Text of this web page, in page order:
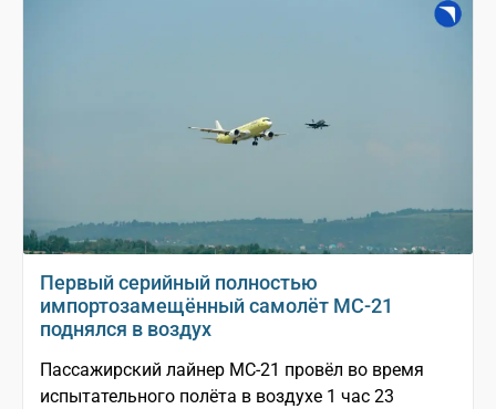
Первый серийный полностью
импортозамещённый самолёт МС-21
поднялся в воздух
Пассажирский лайнер МС-21 провёл во время
испытательного полёта в воздухе 1 час 23